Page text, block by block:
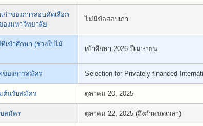
ก่าของการสอบคัดเลือก
องมหาวิทยาลัย
ไม่มีข้อสอบเก่า
เข้าศึกษา (ช่วงใบไม้
เข้าศึกษา 2026 ปีเมษายน
ของการสมัคร Selection for Privately financed
ต้นรับสมัคร ตุลาคม 20, 2025
สมัคร ตุลาคม 22, 2025 (ถึงกำหนดเวลา)